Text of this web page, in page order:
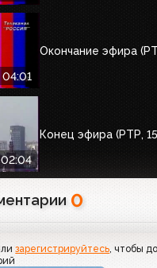
04:01
Окончание эфира
02:04
Конец эфира (РТР,
0
зарегистрируйтесь, чтобы